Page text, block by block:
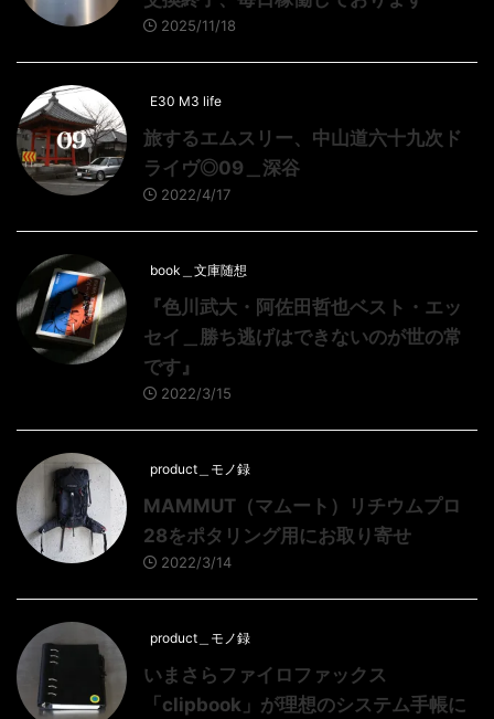
2025/11/18
E30 M3 life
旅するエムスリー、中山道六十九次ド
ライヴ◎09＿深谷
2022/4/17
book＿文庫随想
『色川武大・阿佐田哲也ベスト・エッ
セイ＿勝ち逃げはできないのが世の常
です』
2022/3/15
product＿モノ録
MAMMUT（マムート）リチウムプロ
28をポタリング用にお取り寄せ
2022/3/14
product＿モノ録
いまさらファイロファックス
「clipbook」が理想のシステム手帳に